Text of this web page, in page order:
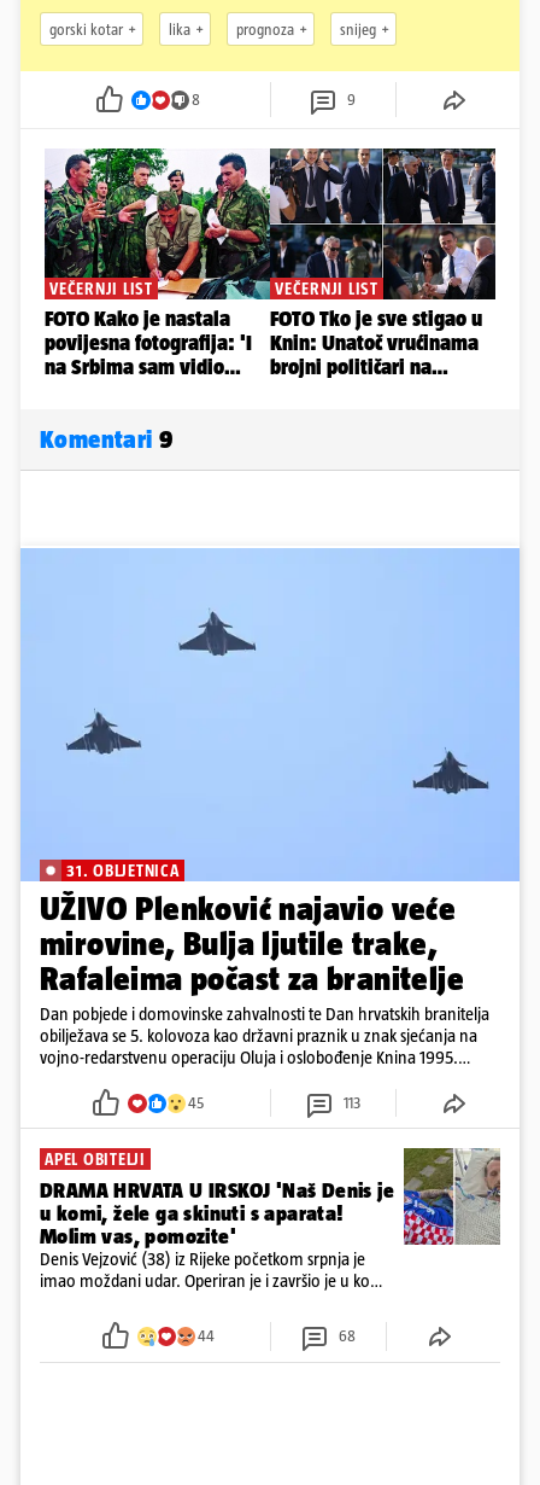
gorski kotar lika prognoza snijeg
8 9
Komentari 9
31. OBLJETNICA
UŽIVO Plenković najavio veće
mirovine, Bulja ljutile trake,
Rafaleima počast za branitelje
Dan pobjede i domovinske zahvalnosti te Dan hrvatskih branitelja
obilježava se 5. kolovoza kao državni praznik u znak sjećanja na
vojno-redarstvenu operaciju Oluja i oslobođenje Knina 1995.
45 113
APEL OBITELJI
DRAMA HRVATA U IRSKOJ 'Naš Denis je
u komi, žele ga skinuti s aparata!
Molim vas, pomozite'
Denis Vejzović (38) iz Rijeke početkom srpnja je
imao moždani udar. Operiran je i završio je u komi.
tamošnji liječnici ne vjeruju u oporavak: 'Imamo
44 68